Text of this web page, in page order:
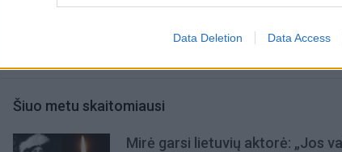
Data Deletion Data Access
Šiuo metu skaitomiausi
Mirė garsi lietuvių aktorė: „Jos